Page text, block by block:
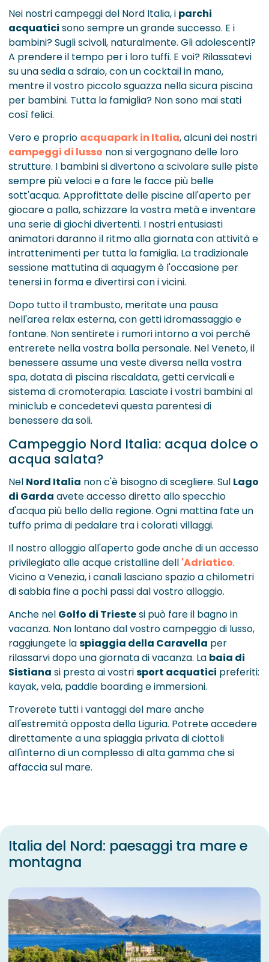
Nei nostri campeggi del Nord Italia, i parchi
acquatici sono sempre un grande successo. E i
bambini? Sugli scivoli, naturalmente. Gli adolescenti?
A prendere il tempo per i loro tuffi. E voi? Rilassatevi
su una sedia a sdraio, con un cocktail in mano,
mentre il vostro piccolo sguazza nella sicura piscina
per bambini. Tutta la famiglia? Non sono mai stati
così felici.
Vero e proprio acquapark in Italia, alcuni dei nostri
campeggi di lusso non si vergognano delle loro
strutture. I bambini si divertono a scivolare sulle piste
sempre più veloci e a fare le facce più belle
sott'acqua. Approfittate delle piscine all'aperto per
giocare a palla, schizzare la vostra metà e inventare
una serie di giochi divertenti. I nostri entusiasti
animatori daranno il ritmo alla giornata con attività e
intrattenimenti per tutta la famiglia. La tradizionale
sessione mattutina di aquagym è l'occasione per
tenersi in forma e divertirsi con i vicini.
Dopo tutto il trambusto, meritate una pausa
nell'area relax esterna, con getti idromassaggio e
fontane. Non sentirete i rumori intorno a voi perché
entrerete nella vostra bolla personale. Nel Veneto, il
benessere assume una veste diversa nella vostra
spa, dotata di piscina riscaldata, getti cervicali e
sistema di cromoterapia. Lasciate i vostri bambini al
miniclub e concedetevi questa parentesi di
benessere da soli.
Campeggio Nord Italia: acqua dolce o
acqua salata?
Nel Nord Italia non c'è bisogno di scegliere. Sul Lago
di Garda avete accesso diretto allo specchio
d'acqua più bello della regione. Ogni mattina fate un
tuffo prima di pedalare tra i colorati villaggi.
Il nostro alloggio all'aperto gode anche di un accesso
privilegiato alle acque cristalline dell 'Adriatico.
Vicino a Venezia, i canali lasciano spazio a chilometri
di sabbia fine a pochi passi dal vostro alloggio.
Anche nel Golfo di Triestesi può fare il bagno in
vacanza. Non lontano dal vostro campeggio di lusso,
raggiungete laspiaggia della Caravella per
rilassarvi dopo una giornata di vacanza. La baia di
Sistiana si presta ai vostrisport acquatici preferiti:
kayak, vela, paddle boarding e immersioni.
Troverete tutti i vantaggi del mare anche
all'estremità opposta della Liguria. Potrete accedere
direttamente a una spiaggia privata di ciottoli
all'interno di un complesso di alta gamma che si
affaccia sul mare.
Italia del Nord: paesaggi tra mare e
montagna